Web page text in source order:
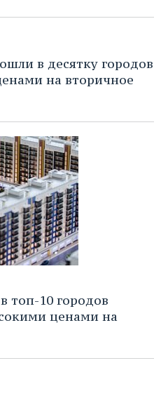
в десятку городов
на вторичное
топ-10 городов
ценами на